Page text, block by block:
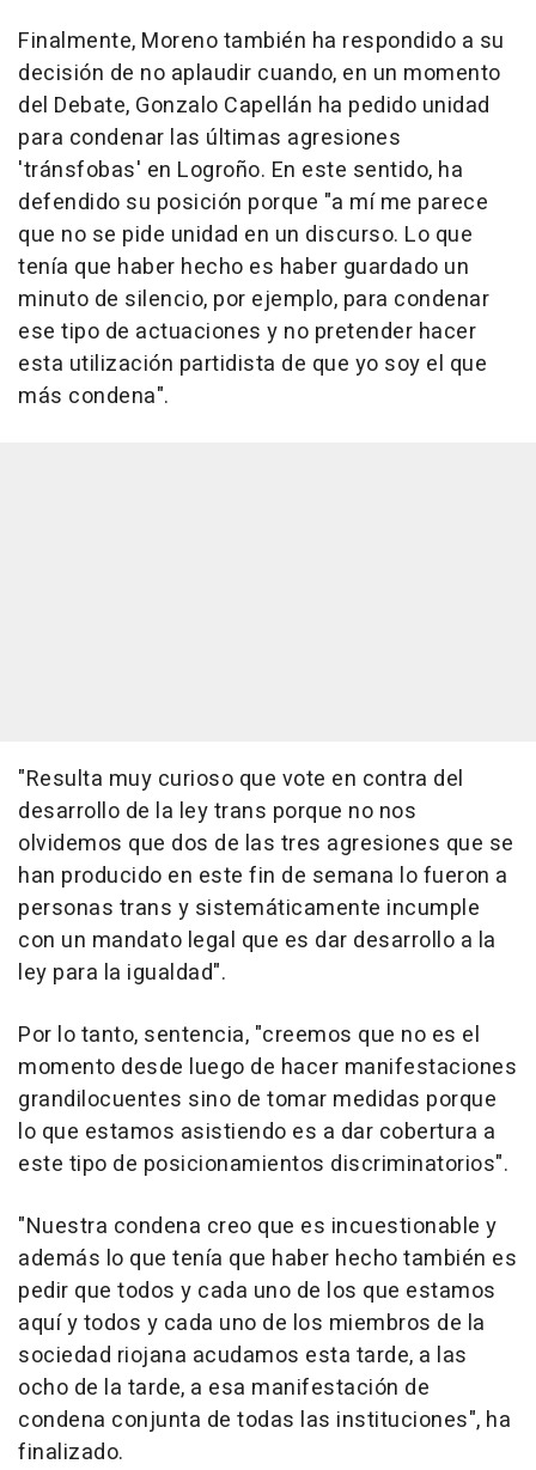
Finalmente, Moreno también ha respondido a su
decisión de no aplaudir cuando, en un momento
del Debate, Gonzalo Capellán ha pedido unidad
para condenar las últimas agresiones
'tránsfobas' en Logroño. En este sentido, ha
defendido su posición porque "a mí me parece
que no se pide unidad en un discurso. Lo que
tenía que haber hecho es haber guardado un
minuto de silencio, por ejemplo, para condenar
ese tipo de actuaciones y no pretender hacer
esta utilización partidista de que yo soy el que
más condena".
"Resulta muy curioso que vote en contra del
desarrollo de la ley trans porque no nos
olvidemos que dos de las tres agresiones que se
han producido en este fin de semana lo fueron a
personas trans y sistemáticamente incumple
con un mandato legal que es dar desarrollo a la
ley para la igualdad".
Por lo tanto, sentencia, "creemos que no es el
momento desde luego de hacer manifestaciones
grandilocuentes sino de tomar medidas porque
lo que estamos asistiendo es a dar cobertura a
este tipo de posicionamientos discriminatorios".
"Nuestra condena creo que es incuestionable y
además lo que tenía que haber hecho también es
pedir que todos y cada uno de los que estamos
aquí y todos y cada uno de los miembros de la
sociedad riojana acudamos esta tarde, a las
ocho de la tarde, a esa manifestación de
condena conjunta de todas las instituciones", ha
finalizado.